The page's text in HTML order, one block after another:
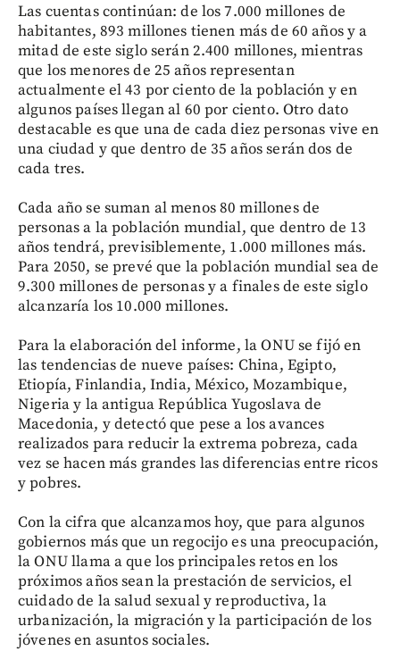
Las cuentas continúan: de los 7.000 millones de
habitantes, 893 millones tienen más de 60 años y a
mitad de este siglo serán 2.400 millones, mientras
que los menores de 25 años representan
actualmente el 43 por ciento de la población y en
algunos países llegan al 60 por ciento. Otro dato
destacable es que una de cada diez personas vive en
una ciudad y que dentro de 35 años serán dos de
cada tres.
Cada año se suman al menos 80 millones de
personas a la población mundial, que dentro de 13
años tendrá, previsiblemente, 1.000 millones más.
Para 2050, se prevé que la población mundial sea de
9.300 millones de personas y a finales de este siglo
alcanzaría los 10.000 millones.
Para la elaboración del informe, la ONU se fijó en
las tendencias de nueve países: China, Egipto,
Etiopía, Finlandia, India, México, Mozambique,
Nigeria y la antigua República Yugoslava de
Macedonia, y detectó que pese a los avances
realizados para reducir la extrema pobreza, cada
vez se hacen más grandes las diferencias entre ricos
y pobres.
Con la cifra que alcanzamos hoy, que para algunos
gobiernos más que un regocijo es una preocupación,
la ONU llama a que los principales retos en los
próximos años sean la prestación de servicios, el
cuidado de la salud sexual y reproductiva, la
urbanización, la migración y la participación de los
jóvenes en asuntos sociales.